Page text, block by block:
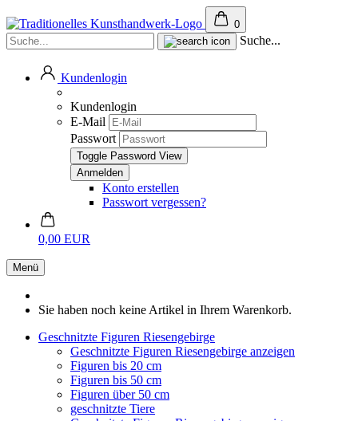
0
Suche...
Kundenlogin
Kundenlogin
E-Mail
Passwort
Toggle Password View
Konto erstellen
Passwort vergessen?
0,00 EUR
Menü
Sie haben noch keine Artikel in Ihrem Warenkorb.
Geschnitzte Figuren Riesengebirge
Geschnitzte Figuren Riesengebirge anzeigen
Figuren bis 20 cm
Figuren bis 50 cm
Figuren über 50 cm
geschnitzte Tiere